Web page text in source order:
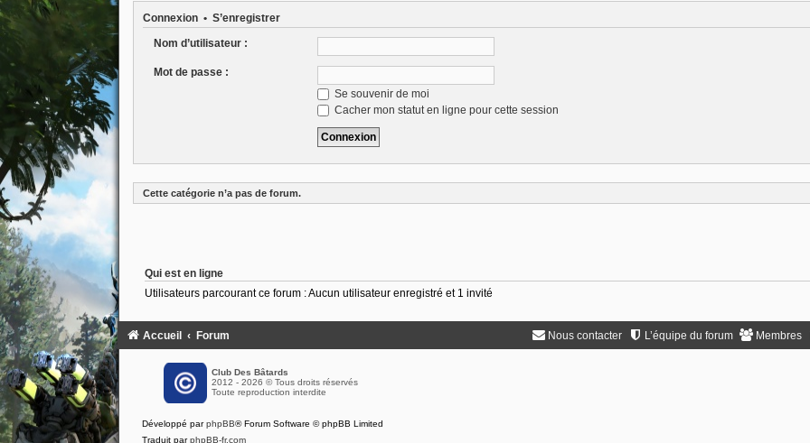
Connexion• S’enregistrer
Nom d’utilisateur :
Mot de passe :
Se souvenir de moi
Cacher mon statut en ligne pour cette session
Cette catégorie n’a pas de forum.
Qui est en ligne
Utilisateurs parcourant ce forum : Aucun utilisateur enregistré et 1 invité
Accueil Forum Membres
L’équipe du forum
Nous contacter
Club Des Bâtards
2012 - 2026 © Tous droits réservés
Toute reproduction interdite
Développé parphpBB® Forum Software © phpBB Limited
Traduit parphpBB-fr.com